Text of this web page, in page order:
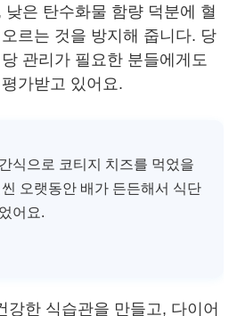
낮은 탄수화물 함량 덕분에 혈
르는 것을 방지해 줍니다. 당
관리가 필요한 분들에게도
가받고 있어요.
식으로 코티지 치즈를 먹었을
오랫동안 배가 든든해서 식단
어요.
강한 식습관을 만들고, 다이어